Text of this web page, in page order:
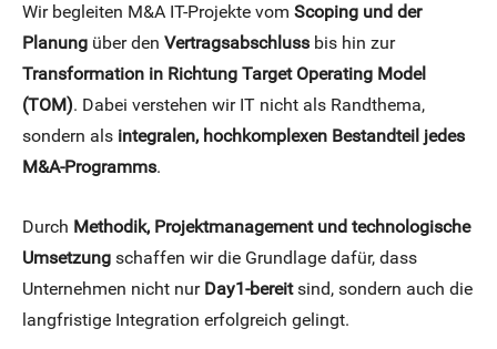
Wir begleiten M&A IT-Projekte vom Scoping und der
Planung über den Vertragsabschluss bis hin zur
Transformation in Richtung Target Operating Model
(TOM). Dabei verstehen wir IT nicht als Randthema,
sondern als integralen, hochkomplexen Bestandteil jedes
M&A-Programms.
Durch Methodik, Projektmanagement und technologische
Umsetzung schaffen wir die Grundlage dafür, dass
Unternehmen nicht nur Day1-bereitsind, sondern auch die
langfristige Integration erfolgreich gelingt.